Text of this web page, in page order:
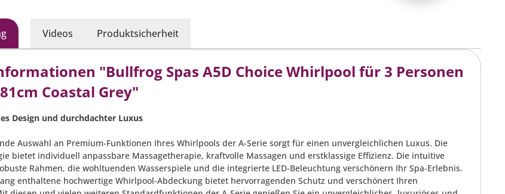
Videos Produktsicherheit
"Bullfrog Spas A5D Choice Whirlpool für 3 Personen
Coastal Grey"
Design und durchdachter Luxus
Auswahl an Premium-Funktionen Ihres Whirlpools der A-Serie sorgt für einen unvergleichlichen Luxus. Die
bietet individuell anpassbare Massagetherapie, kraftvolle Massagen und erstklassige Effizienz. Die intuitive
Rahmen, die wohltuenden Wasserspiele und die integrierte LED-Beleuchtung verschönern Ihr Spa-Erlebnis.
enthaltene hochwertige Whirlpool-Abdeckung bietet hervorragenden Schutz und verschönert Ihren